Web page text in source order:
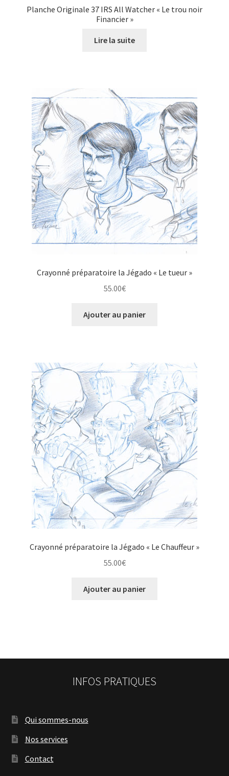
Planche Originale 37 IRS All Watcher « Le trou noir
Financier »
Lire la suite
Crayonné préparatoire la Jégado « Le tueur »
55.00€
Ajouter au panier
Crayonné préparatoire la Jégado « Le Chauffeur »
55.00€
Ajouter au panier
INFOS PRATIQUES
Qui sommes-nous
Nos services
Contact